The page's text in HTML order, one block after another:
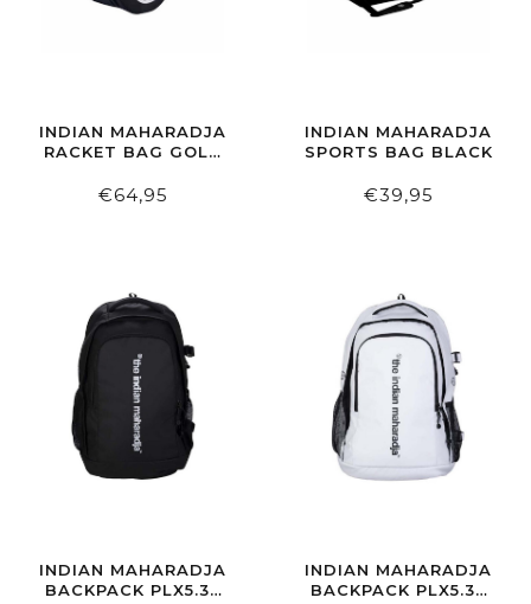
INDIAN MAHARADJA
RACKET BAG GOLD
€64,95
INDIAN MAHARADJA
SPORTS BAG BLACK
€39,95
INDIAN MAHARADJA
BACKPACK PLX5.34
INDIAN MAHARADJA
BACKPACK PLX5.34